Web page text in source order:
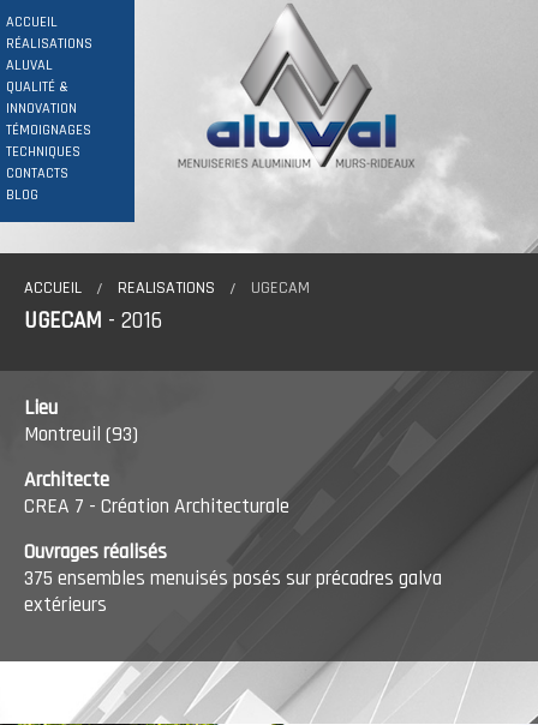
ACCUEIL
RÉALISATIONS
ALUVAL
QUALITÉ &
INNOVATION
TÉMOIGNAGES
TECHNIQUES
CONTACTS
BLOG
ACCUEIL REALISATIONS UGECAM
UGECAM - 2016
Lieu
Montreuil (93)
Architecte
CREA 7 - Création Architecturale
Ouvrages réalisés
375 ensembles menuisés posés sur précadres galva
extérieurs